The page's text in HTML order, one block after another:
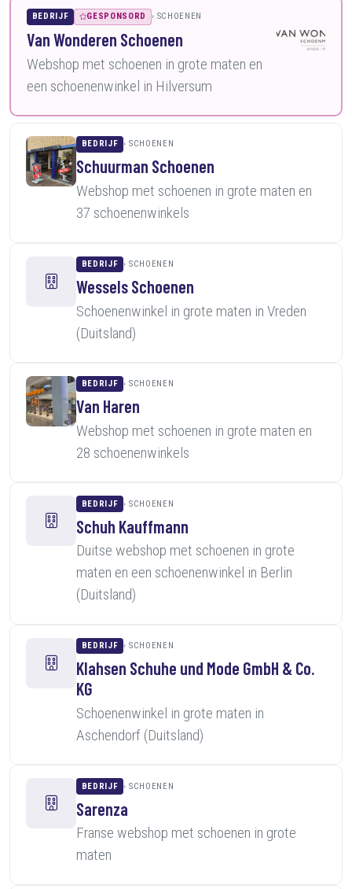
BEDRIJF GESPONSORD SCHOENEN
Van Wonderen Schoenen
Webshop met schoenen in grote maten en
een schoenenwinkel in Hilversum
BEDRIJF SCHOENEN
Schuurman Schoenen
Webshop met schoenen in grote maten en
37 schoenenwinkels
BEDRIJF SCHOENEN
Wessels Schoenen
Schoenenwinkel in grote maten in Vreden
(Duitsland)
BEDRIJF SCHOENEN
Van Haren
Webshop met schoenen in grote maten en
28 schoenenwinkels
BEDRIJF SCHOENEN
Schuh Kauffmann
Duitse webshop met schoenen in grote
maten en een schoenenwinkel in Berlin
(Duitsland)
BEDRIJF SCHOENEN
Klahsen Schuhe und Mode GmbH & Co.
KG
Schoenenwinkel in grote maten in
Aschendorf (Duitsland)
BEDRIJF SCHOENEN
Sarenza
Franse webshop met schoenen in grote
maten